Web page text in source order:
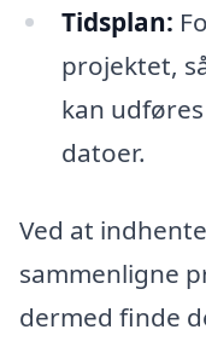
Tidsplan:
projektet,
kan
datoer.
Ved at
sammenligne
dermed finde